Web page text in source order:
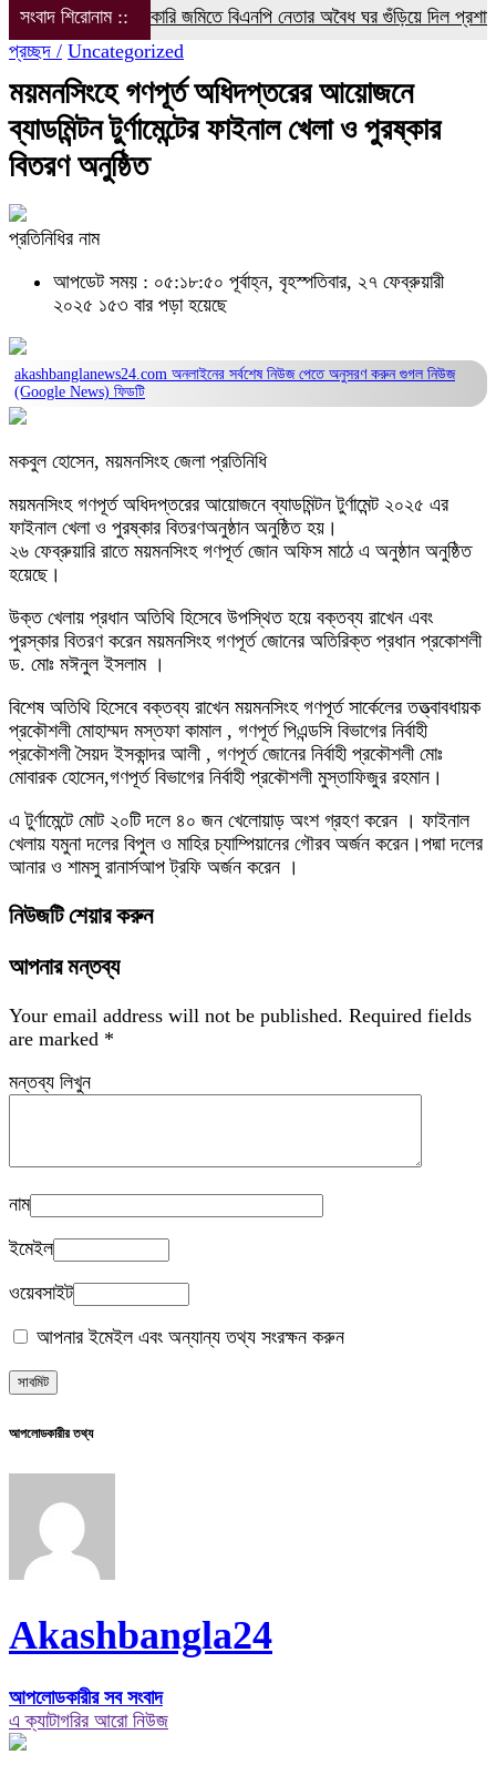
সংবাদ শিরোনাম ::সরকারি জমিতে বিএনপি নেতার অবৈধ ঘর গুঁড়িয়ে দিল প্রশাসন
প্রচ্ছদ / Uncategorized
ময়মনসিংহে গণপূর্ত অধিদপ্তরের আয়োজনে
ব্যাডমিন্টন টুর্ণামেন্টের ফাইনাল খেলা ও পুরষ্কার
বিতরণ অনুষ্ঠিত
প্রতিনিধির নাম
আপডেট সময় : ০৫:১৮:৫০ পূর্বাহ্ন, বৃহস্পতিবার, ২৭ ফেব্রুয়ারী
২০২৫ ১৫৩ বার পড়া হয়েছে
akashbanglanews24.com অনলাইনের সর্বশেষ নিউজ পেতে অনুসরণ করুন গুগল নিউজ
(Google News) ফিডটি
মকবুল হোসেন, ময়মনসিংহ জেলা প্রতিনিধি
ময়মনসিংহ গণপূর্ত অধিদপ্তরের আয়োজনে ব্যাডমিন্টন টুর্ণামেন্ট ২০২৫ এর
ফাইনাল খেলা ও পুরষ্কার বিতরণঅনুষ্ঠান অনুষ্ঠিত হয়।
২৬ ফেব্রুয়ারি রাতে ময়মনসিংহ গণপূর্ত জোন অফিস মাঠে এ অনুষ্ঠান অনুষ্ঠিত
হয়েছে।
উক্ত খেলায় প্রধান অতিথি হিসেবে উপস্থিত হয়ে বক্তব্য রাখেন এবং
পুরস্কার বিতরণ করেন ময়মনসিংহ গণপূর্ত জোনের অতিরিক্ত প্রধান প্রকোশলী
ড. মোঃ মঈনুল ইসলাম ।
বিশেষ অতিথি হিসেবে বক্তব্য রাখেন ময়মনসিংহ গণপূর্ত সার্কেলের তত্ত্বাবধায়ক
প্রকৌশলী মোহাম্মদ মস্তফা কামাল , গণপূর্ত পিএন্ডসি বিভাগের নির্বাহী
প্রকৌশলী সৈয়দ ইসকান্দর আলী , গণপূর্ত জোনের নির্বাহী প্রকৌশলী মোঃ
মোবারক হোসেন,গণপূর্ত বিভাগের নির্বাহী প্রকৌশলী মুস্তাফিজুর রহমান।
এ টুর্ণামেন্টে মোট ২০টি দলে ৪০ জন খেলোয়াড় অংশ গ্রহণ করেন । ফাইনাল
খেলায় যমুনা দলের বিপুল ও মাহির চ্যাম্পিয়ানের গৌরব অর্জন করেন।পদ্মা দলের
আনার ও শামসু রানার্সআপ ট্রফি অর্জন করেন ।
নিউজটি শেয়ার করুন
আপনার মন্তব্য
Your email address will not be published. Required fields
are marked *
মন্তব্য লিখুন
নাম
ইমেইল
ওয়েবসাইট
আপনার ইমেইল এবং অন্যান্য তথ্য সংরক্ষন করুন
আপলোডকারীর তথ্য
Akashbangla24
আপলোডকারীর সব সংবাদ
এ ক্যাটাগরির আরো নিউজ